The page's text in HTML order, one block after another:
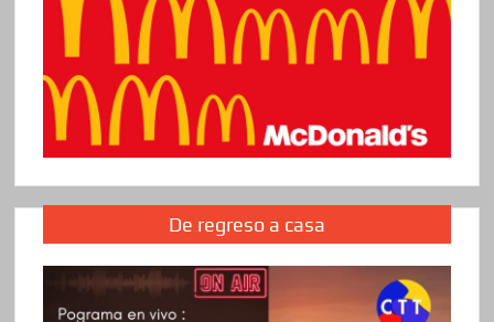
De regreso a casa